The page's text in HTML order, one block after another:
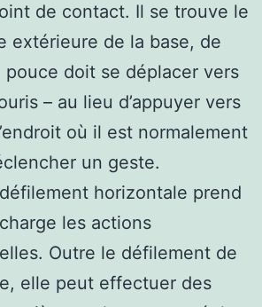
de contact. Il se trouve le
extérieure de la base, de
doit se déplacer vers
– au lieu d’appuyer vers
où il est normalement
un geste.
horizontale prend
les actions
Outre le défilement de
elle peut effectuer des